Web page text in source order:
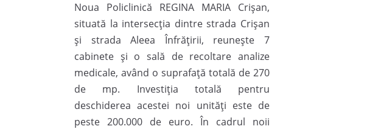
Noua Policlinică REGINA MARIA Crișan,
situată la intersecția dintre strada Crișan
și strada Aleea Înfrățirii, reunește 7
cabinete și o sală de recoltare analize
medicale, având o suprafață totală de 270
de mp. Investiția totală pentru
deschiderea acestei noi unități este de
peste 200.000 de euro. În cadrul noii